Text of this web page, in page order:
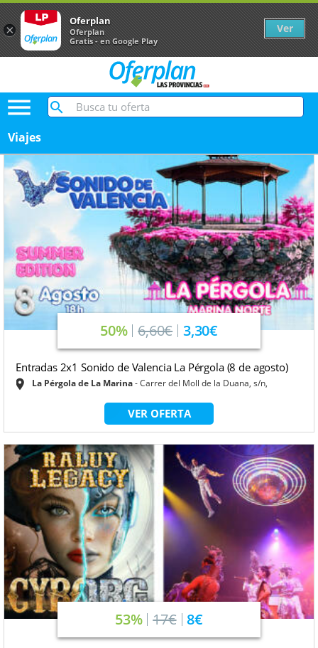
Oferplan Las Provincias

Viajes
50% 6,60€ 3,30€
Entradas 2x1 Sonido de Valencia La Pérgola (8 de agosto)
La Pérgola de La Marina Carrer del Moll de la Duana, s/n,
VER OFERTA
53% 17€ 8€
×
Oferplan
Oferplan
Gratis - en Google Play
Ver